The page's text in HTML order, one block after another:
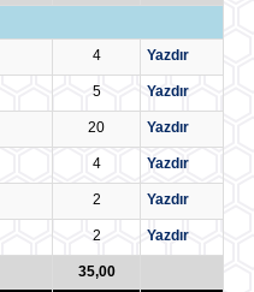
4 Yazdır
5 Yazdır
20 Yazdır
4 Yazdır
2 Yazdır
2 Yazdır
35,00